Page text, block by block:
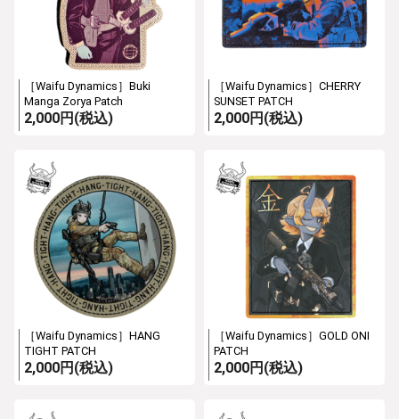
［Waifu Dynamics］Buki
Manga Zorya Patch
2,000円(税込)
［Waifu Dynamics］CHERRY
SUNSET PATCH
2,000円(税込)
［Waifu Dynamics］HANG
TIGHT PATCH
2,000円(税込)
［Waifu Dynamics］GOLD ONI
PATCH
2,000円(税込)